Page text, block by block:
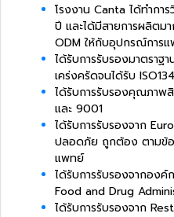
โรงงาน Canta ได้ทำก
ปี และได้มีสายการผลิตม
ODMให้กับอุปกรณ์การ
ได้รับการรับรองมาตราฐ
เคร่งครัดจนได้รับ
ได้รับการรับรองคุณภาพ
และ 9001
ได้รับการรับรองจาก
ปลอดภัย ถูกต้อง ตามข้อ
แพทย์
ได้รับการรับรองจากองค์
Food and Drug
ได้รับการรับรองจาก